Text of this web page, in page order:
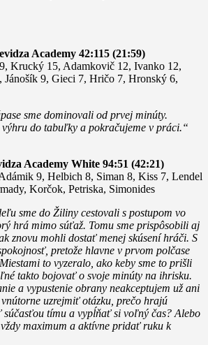
Academy 42:115 (21:59)
Krucký 15, Adamkovič 12, Ivanko 12,
9, Gieci 7, Hričo 7, Hronský 6,
sme dominovali od prvej minúty.
do tabuľky a pokračujeme v práci.“
Academy White 94:51 (42:21)
9, Helbich 8, Siman 8, Kiss 7, Lendel
Korčok, Petriska, Simonides
sme do Žiliny cestovali s postupom vo
hrá mimo súťaž. Tomu sme prispôsobili aj
znovu mohli dostať menej skúsení hráči. S
pretože hlavne v prvom polčase
to vyzeralo, ako keby sme to prišli
takto bojovať o svoje minúty na ihrisku.
a vypustenie obrany neakceptujem už ani
uzrejmiť otázku, prečo hrajú
súčasťou tímu a vypĺňať si voľný čas? Alebo
maximum a aktívne pridať ruku k